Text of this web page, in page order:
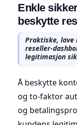
Enkle
beskytte
Praktiske, lave
reseller-
legitimasjon
Å beskytte
og to-faktor
og